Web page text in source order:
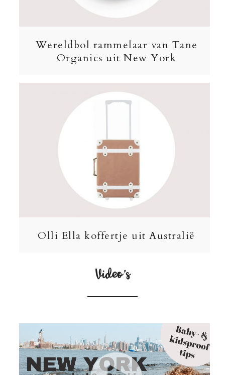
Wereldbol rammelaar van Tane
Organics uit New York
Olli Ella koffertje uit Australië
Video’s